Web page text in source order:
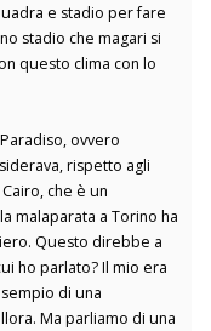
e stadio per fare
stadio che magari si
questo clima con lo
ovvero
rispetto agli
che è un
malaparata a Torino ha
Questo direbbe a
ho parlato? Il mio era
di una
Ma parliamo di una